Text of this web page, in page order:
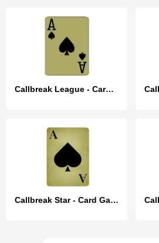
Callbreak League - Card Game
Callbreak Star - Card Game